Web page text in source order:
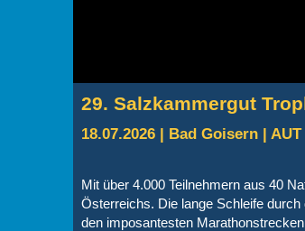
29. Salzkammergut
18.07.2026 | Bad Goisern | AUT
Mit über 4.000 Teilnehmern aus 40
Österreichs. Die lange Schleife durch
den imposantesten